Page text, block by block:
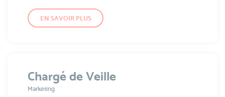
EN SAVOIR PLUS
Chargé de Veille
Marketing